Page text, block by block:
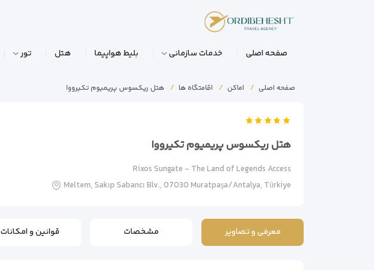
صفحه اصلی خدمات سازمانی بلیط هواپیما هتل تور
صفحه اصلی اماکن اقامتگاه ها هتل ریکسوس پریمیوم تکیرووا
هتل ریکسوس پریمیوم تکیرووا
Rixos Sungate - The Land of Legends Access
Meltem, Sakıp Sabancı Blv., 07030 Muratpaşa/Antalya, Türkiye
معرفی و تصاویر مشخصات قوانین و امکانات